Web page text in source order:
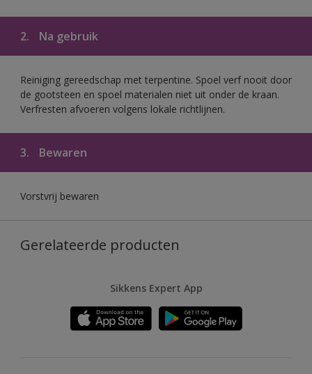
2. Na gebruik
Reiniging gereedschap met terpentine. Spoel verf nooit door
de gootsteen en spoel materialen niet uit onder de kraan.
Verfresten afvoeren volgens lokale richtlijnen.
3. Bewaren
Vorstvrij bewaren
Gerelateerde producten
Sikkens Expert App